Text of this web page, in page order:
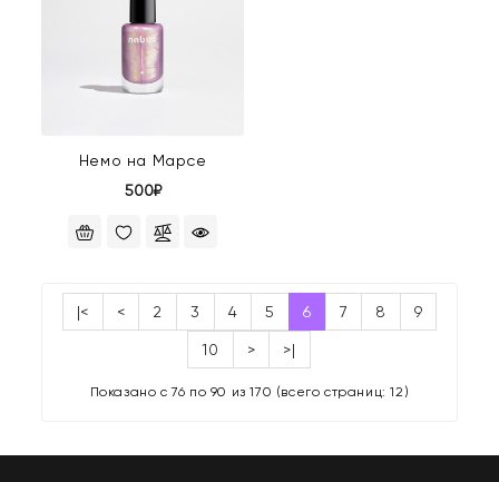
Немо на Марсе
500₽
|< < 2 3 4 5 6 7 8 9
10 > >|
Показано с 76 по 90 из 170 (всего страниц: 12)